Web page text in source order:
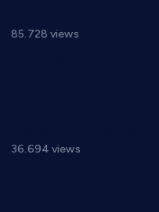
85.728 views
36.694 views